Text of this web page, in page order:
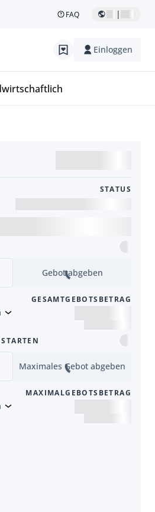
FAQ |
Einloggen
STATUS
Gebot abgeben
GESAMTGEBOTSBETRAG
Maximales Gebot abgeben
MAXIMALGEBOTSBETRAG